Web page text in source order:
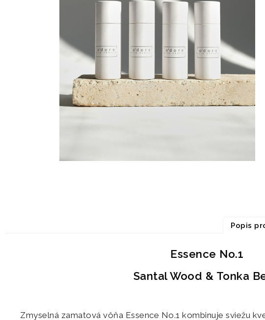
Popis
Essence No.1
Santal Wood & Tonka
Zmyselná zamatová vôňa Essence No.1kombinuje sviežu